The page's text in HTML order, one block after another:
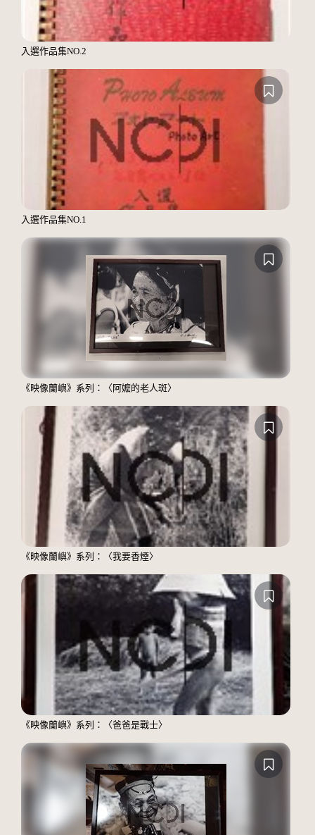
入選作品集NO.2
入選作品集NO.1
《映像蘭嶼》系列：〈阿嬤的老人斑〉
《映像蘭嶼》系列：〈我要香煙〉
《映像蘭嶼》系列：〈爸爸是戰士〉